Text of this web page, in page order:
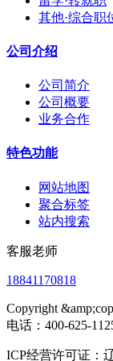
其他·综合职
公司介绍
公司简介
公司概要
业务合作
特色功能
网站地图
聚合标签
站内搜索
客服老师
18841170818
Copyright
电话：400-625-
ICP经营许可证：